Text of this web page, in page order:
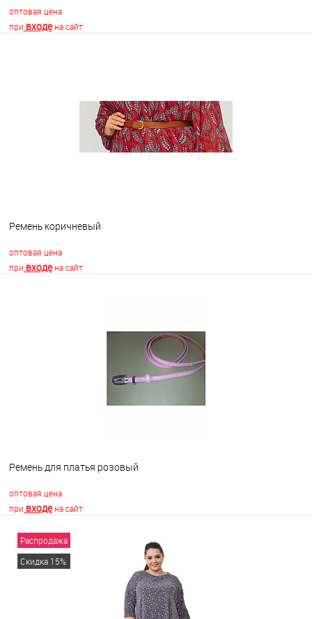
оптовая цена
при входена сайт
В наличии
Ремень коричневый
оптовая цена
при входена сайт
Недоступно
Ремень для платья розовый
оптовая цена
при входена сайт
В корзину
Распродажа
Скидка 15%